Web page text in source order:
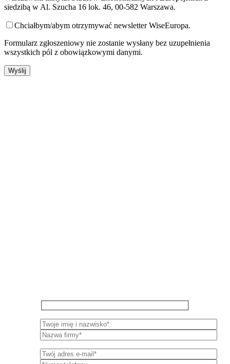
siedzibą w Al. Szucha 16 lok. 46, 00-582 Warszawa.
Chciałbym/abym otrzymywać newsletter WiseEuropa.
Formularz zgłoszeniowy nie zostanie wysłany bez uzupełnienia
wszystkich pól z obowiązkowymi danymi.